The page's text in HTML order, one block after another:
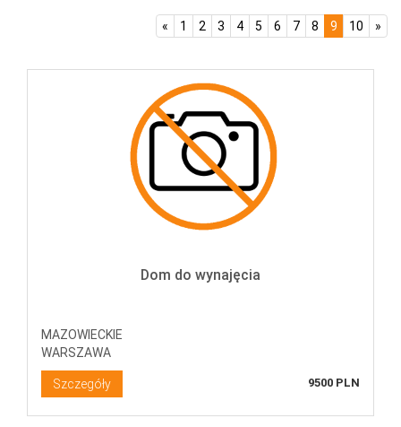
« 1 2 3 4 5 6 7 8 9 10 »
Dom do wynajęcia
MAZOWIECKIE
WARSZAWA
Szczegóły 9500 PLN